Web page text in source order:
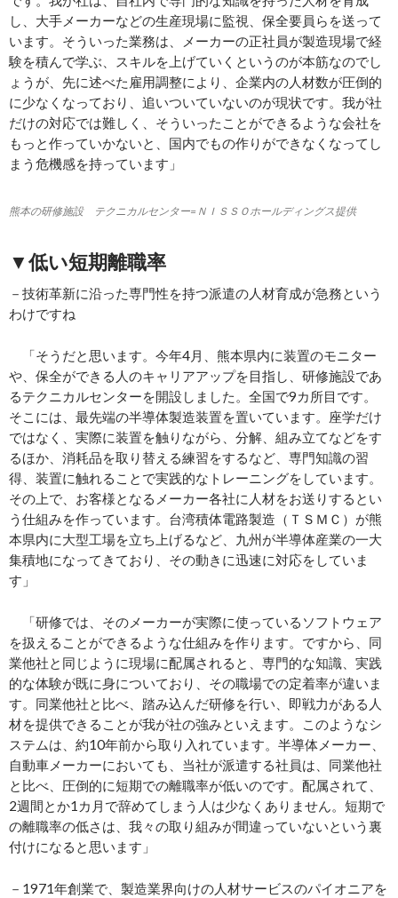
し、大手メーカーなどの生産現場に監視、保全要員らを送って
います。そういった業務は、メーカーの正社員が製造現場で経
験を積んで学ぶ、スキルを上げていくというのが本筋なのでし
ょうが、先に述べた雇用調整により、企業内の人材数が圧倒的
に少なくなっており、追いついていないのが現状です。我が社
だけの対応では難しく、そういったことができるような会社を
もっと作っていかないと、国内でもの作りができなくなってし
まう危機感を持っています」
熊本の研修施設 テクニカルセンター=ＮＩＳＳＯホールディングス提供
▼低い短期離職率
－技術革新に沿った専門性を持つ派遣の人材育成が急務という
わけですね
「そうだと思います。今年4月、熊本県内に装置のモニター
や、保全ができる人のキャリアアップを目指し、研修施設であ
るテクニカルセンターを開設しました。全国で9カ所目です。
そこには、最先端の半導体製造装置を置いています。座学だけ
ではなく、実際に装置を触りながら、分解、組み立てなどをす
るほか、消耗品を取り替える練習をするなど、専門知識の習
得、装置に触れることで実践的なトレーニングをしています。
その上で、お客様となるメーカー各社に人材をお送りするとい
う仕組みを作っています。台湾積体電路製造（ＴＳＭＣ）が熊
本県内に大型工場を立ち上げるなど、九州が半導体産業の一大
集積地になってきており、その動きに迅速に対応をしていま
す」
「研修では、そのメーカーが実際に使っているソフトウェア
を扱えることができるような仕組みを作ります。ですから、同
業他社と同じように現場に配属されると、専門的な知識、実践
的な体験が既に身についており、その職場での定着率が違いま
す。同業他社と比べ、踏み込んだ研修を行い、即戦力がある人
材を提供できることが我が社の強みといえます。このようなシ
ステムは、約10年前から取り入れています。半導体メーカー、
自動車メーカーにおいても、当社が派遣する社員は、同業他社
と比べ、圧倒的に短期での離職率が低いのです。配属されて、
2週間とか1カ月で辞めてしまう人は少なくありません。短期で
の離職率の低さは、我々の取り組みが間違っていないという裏
付けになると思います」
－1971年創業で、製造業界向けの人材サービスのパイオニアを